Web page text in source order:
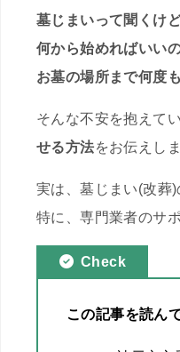
墓じまいって聞くけ
何から始めればいい
お墓の場所まで何度
そんな不安を抱えて
せる方法をお伝えしま
実は、墓じまい(改葬
特に、専門業者のサ
Check
この記事を読ん